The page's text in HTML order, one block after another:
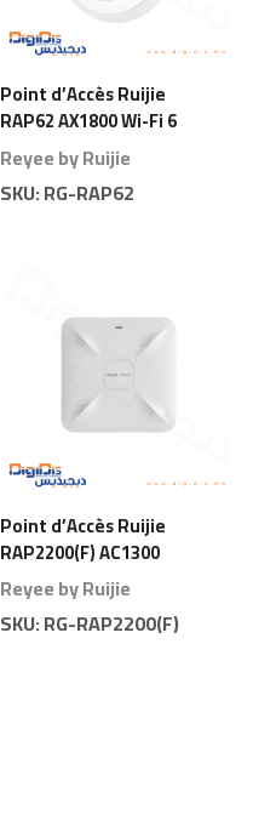
Point d’Accès Ruijie
RAP62 AX1800 Wi-Fi 6
Plafond
Reyee by Ruijie
SKU:RG-RAP62
Point d’Accès Ruijie
RAP2200(F) AC1300
Wi-Fi 5 Plafond
Reyee by Ruijie
SKU:RG-RAP2200(F)